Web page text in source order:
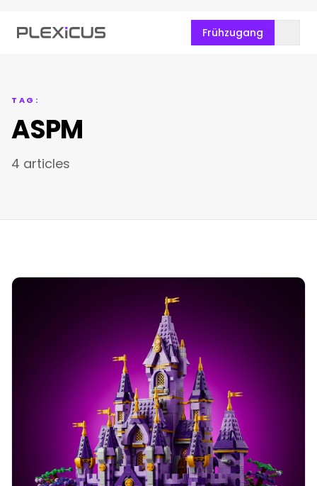
Frühzugang
TAG:
ASPM
4 articles